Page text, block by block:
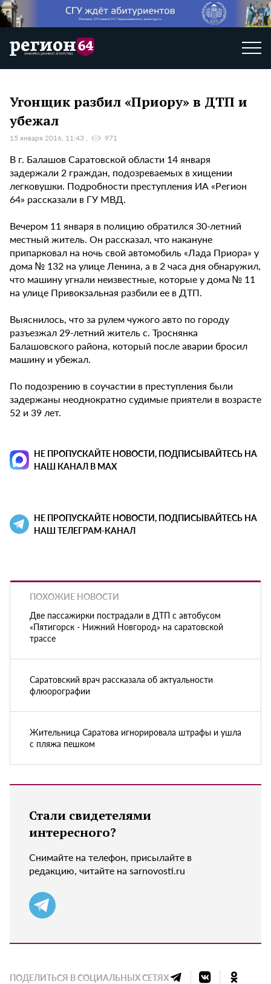
Угонщик разбил «Приору» в ДТП и
убежал
15 января 2016, 11:43 971
В г. Балашов Саратовской области 14 января
задержали 2 граждан, подозреваемых в хищении
легковушки. Подробности преступления ИА «Регион
64» рассказали в ГУ МВД.
Вечером 11 января в полицию обратился 30-летний
местный житель. Он рассказал, что накануне
припарковал на ночь свой автомобиль «Лада Приора» у
дома № 132 на улице Ленина, а в 2 часа дня обнаружил,
что машину угнали неизвестные, которые у дома № 11
на улице Привокзальная разбили ее в ДТП.
Выяснилось, что за рулем чужого авто по городу
разъезжал 29-летний житель с. Троснянка
Балашовского района, который после аварии бросил
машину и убежал.
По подозрению в соучастии в преступления были
задержаны неоднократно судимые приятели в возрасте
52 и 39 лет.
НЕ ПРОПУСКАЙТЕ НОВОСТИ, ПОДПИСЫВАЙТЕСЬ НА
НАШ КАНАЛ В MAX
НЕ ПРОПУСКАЙТЕ НОВОСТИ, ПОДПИСЫВАЙТЕСЬ НА
НАШ ТЕЛЕГРАМ-КАНАЛ
ПОХОЖИЕ НОВОСТИ
Две пассажирки пострадали в ДТП с автобусом
«Пятигорск - Нижний Новгород» на саратовской
трассе
Саратовский врач рассказала об актуальности
флюорографии
Жительница Саратова игнорировала штрафы и ушла
с пляжа пешком
Стали свидетелями
интересного?
Снимайте на телефон, присылайте в
редакцию, читайте на sarnovosti.ru
ПОДЕЛИТЬСЯ В СОЦИАЛЬНЫХ СЕТЯХ